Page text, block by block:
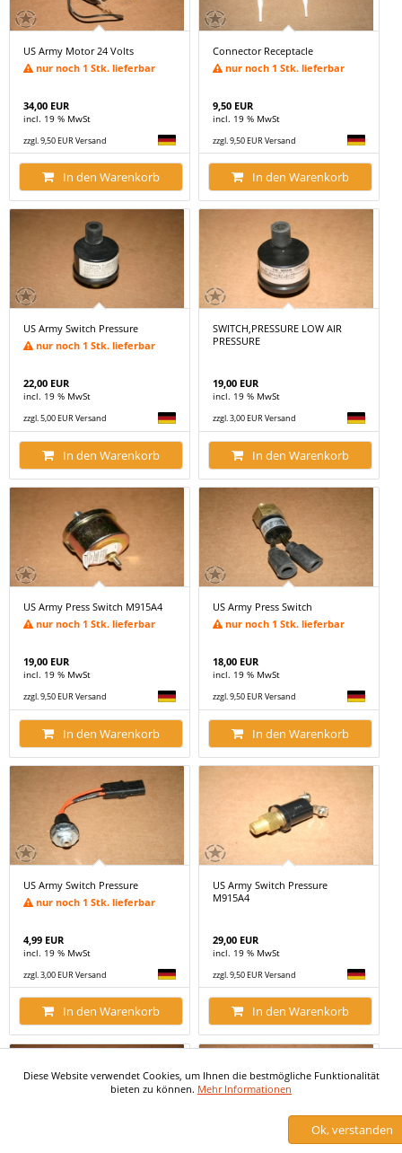
US Army Motor 24 Volts
nur noch 1 Stk. lieferbar
34,00 EUR
incl. 19 % MwSt
zzgl. 9,50 EUR Versand
In den Warenkorb
Connector Receptacle
nur noch 1 Stk. lieferbar
9,50 EUR
incl. 19 % MwSt
zzgl. 9,50 EUR Versand
In den Warenkorb
US Army Switch Pressure
nur noch 1 Stk. lieferbar
22,00 EUR
incl. 19 % MwSt
zzgl. 5,00 EUR Versand
In den Warenkorb
SWITCH,PRESSURE LOW AIR
PRESSURE
19,00 EUR
incl. 19 % MwSt
zzgl. 3,00 EUR Versand
In den Warenkorb
US Army Press Switch M915A4
nur noch 1 Stk. lieferbar
19,00 EUR
incl. 19 % MwSt
zzgl. 9,50 EUR Versand
In den Warenkorb
US Army Press Switch
nur noch 1 Stk. lieferbar
18,00 EUR
incl. 19 % MwSt
zzgl. 9,50 EUR Versand
In den Warenkorb
US Army Switch Pressure
nur noch 1 Stk. lieferbar
4,99 EUR
incl. 19 % MwSt
zzgl. 3,00 EUR Versand
In den Warenkorb
US Army Switch Pressure
M915A4
29,00 EUR
incl. 19 % MwSt
zzgl. 9,50 EUR Versand
In den Warenkorb
Diese Website verwendet Cookies, um Ihnen die bestmögliche Funktionalität
bieten zu können. Mehr Informationen
Ok, verstanden